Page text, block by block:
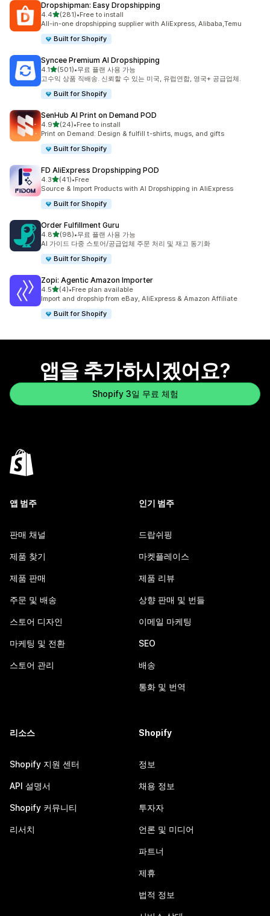
Dropshipman: Easy Dropshipping
4.4별 5개 중
(281)
총 리뷰 281개
•Free to install
All-in-one dropshipping supplier with AliExpress, Alibaba,Temu
Built for Shopify
Syncee Premium AI Dropshipping
4.1별 5개 중
(501)
총 리뷰 501개
•무료 플랜 사용 가능
고수익 상품 직배송. 신뢰할 수 있는 미국, 유럽연합, 영국+ 공급업체.
Built for Shopify
SenHub AI Print on Demand POD
4.9별 5개 중
(24)
총 리뷰 24개
•Free to install
Print on Demand: Design & fulfill t-shirts, mugs, and gifts
Built for Shopify
FD AliExpress Dropshipping POD
4.3별 5개 중
(41)
총 리뷰 41개
•Free
Source & Import Products with AI Dropshipping in AliExpress
Built for Shopify
Order Fulfillment Guru
4.8별 5개 중
(98)
총 리뷰 98개
•무료 플랜 사용 가능
AI 가이드 다중 스토어/공급업체 주문 처리 및 재고 동기화
Built for Shopify
Zopi: Agentic Amazon Importer
4.5별 5개 중
(4)
총 리뷰 4개
•Free plan available
Import and dropship from eBay, AliExpress & Amazon Affiliate
Built for Shopify
앱을 추가하시겠어요?
Shopify 3일 무료 체험
앱 범주
판매 채널
제품 찾기
제품 판매
주문 및 배송
스토어 디자인
마케팅 및 전환
스토어 관리
인기 범주
드랍쉬핑
마켓플레이스
제품 리뷰
상향 판매 및 번들
이메일 마케팅
SEO
배송
통화 및 번역
리소스
Shopify 지원 센터
API 설명서
Shopify 커뮤니티
리서치
Shopify
정보
채용 정보
투자자
언론 및 미디어
파트너
제휴
법적 정보